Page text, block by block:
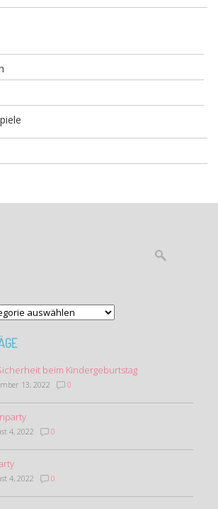
beim Kindergeburtstag
13, 2022 0
4, 2022 0
4, 2022 0